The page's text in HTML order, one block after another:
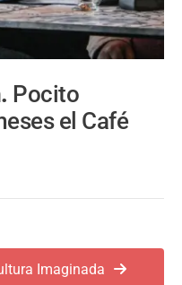
Pocito
el Café
Imaginada